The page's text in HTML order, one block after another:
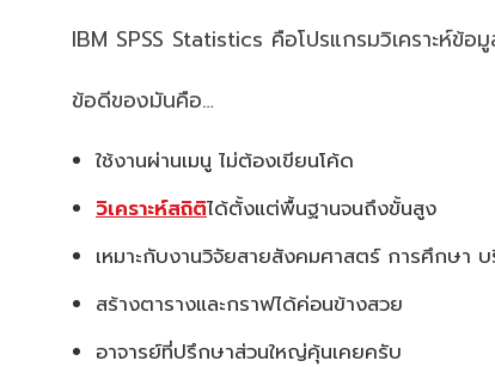
IBM SPSS Statistics คือโปรแกรมวิเคราะห์ข้
ข้อดีของมันคือ…
ใช้งานผ่านเมนู ไม่ต้องเขียนโค้ด
วิเคราะห์สถิติได้ตั้งแต่พื้นฐานจนถึงขั้นสูง
เหมาะกับงานวิจัยสายสังคมศาสตร์ การศึกษา
สร้างตารางและกราฟได้ค่อนข้างสวย
อาจารย์ที่ปรึกษาส่วนใหญ่คุ้นเคยครับ